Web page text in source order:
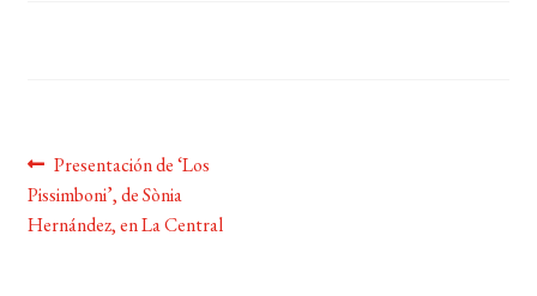
Navegación
de
Anterior:
Presentación de ‘Los
Pissimboni’, de Sònia
Hernández, en La Central